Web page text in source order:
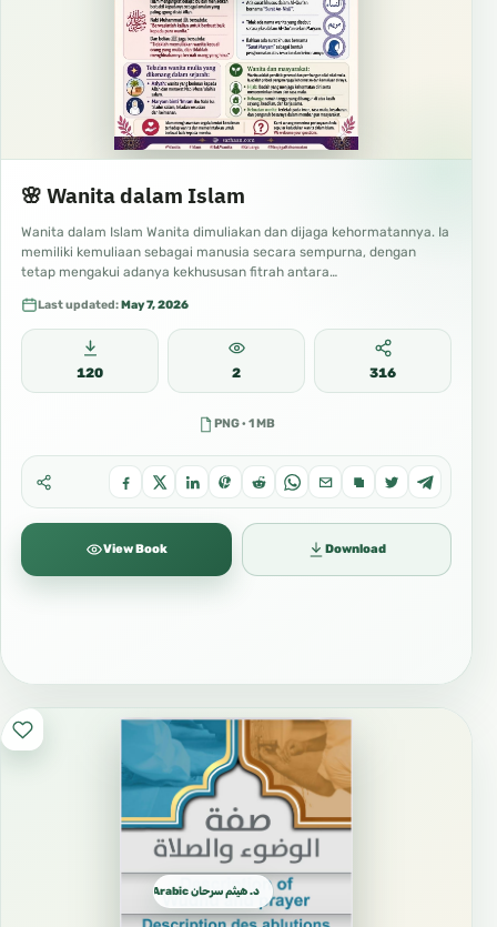
🌸 Wanita dalam Islam
Wanita dalam Islam Wanita dimuliakan dan dijaga kehormatannya. Ia
memiliki kemuliaan sebagai manusia secara sempurna, dengan
tetap mengakui adanya kekhususan fitrah antara…
Last updated:May 7, 2026
120 2 316
PNG · 1 MB
View Book Download
د. هيثم سرحان Arabic العربية